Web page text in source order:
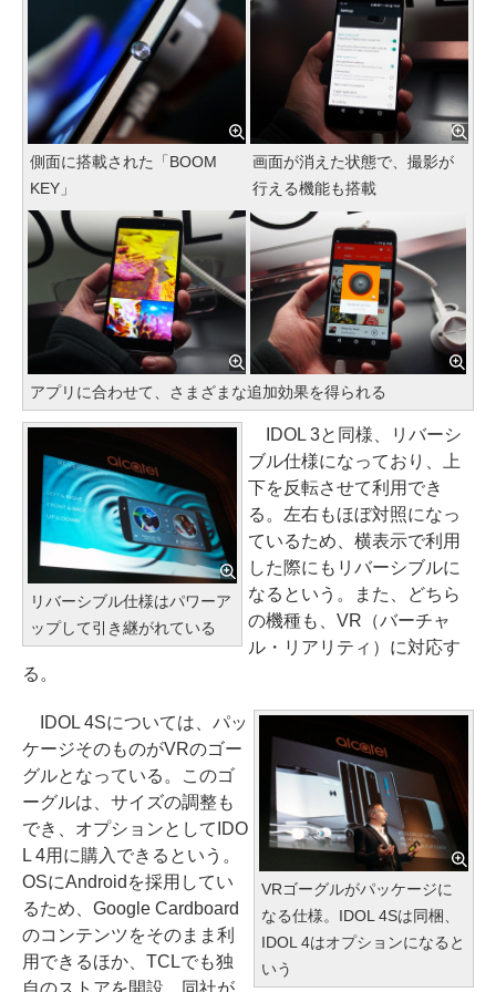
側面に搭載された「BOOM
KEY」
画面が消えた状態で、撮影が
行える機能も搭載
アプリに合わせて、さまざまな追加効果を得られる
リバーシブル仕様はパワーア
ップして引き継がれている
IDOL 3と同様、リバーシ
ブル仕様になっており、上
下を反転させて利用でき
る。左右もほぼ対照になっ
ているため、横表示で利用
した際にもリバーシブルに
なるという。また、どちら
の機種も、VR（バーチャ
ル・リアリティ）に対応す
る。
VRゴーグルがパッケージに
なる仕様。IDOL 4Sは同梱、
IDOL 4はオプションになると
いう
IDOL 4Sについては、パッ
ケージそのものがVRのゴー
グルとなっている。このゴ
ーグルは、サイズの調整も
でき、オプションとしてIDO
L 4用に購入できるという。
OSにAndroidを採用してい
るため、Google Cardboard
のコンテンツをそのまま利
用できるほか、TCLでも独
自のストアを開設。同社が